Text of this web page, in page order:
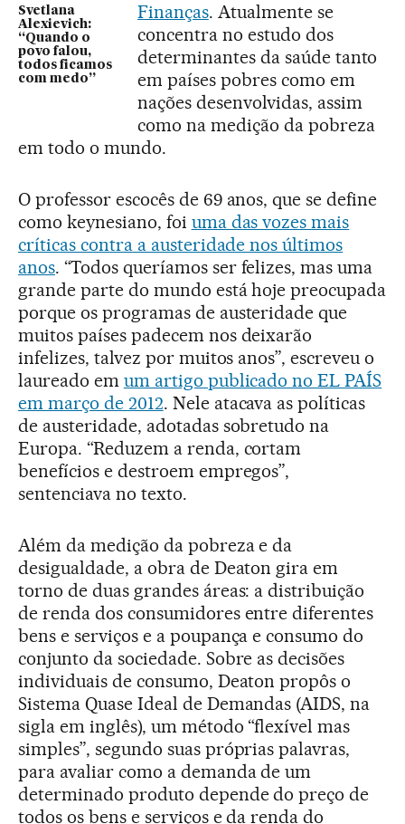
Svetlana
Alexievich:
“Quando o
povo falou,
todos ficamos
com medo”
Finanças. Atualmente se
concentra no estudo dos
determinantes da saúde tanto
em países pobres como em
nações desenvolvidas, assim
como na medição da pobreza
em todo o mundo.
O professor escocês de 69 anos, que se define
como keynesiano, foi uma das vozes mais
críticas contra a austeridade nos últimos
anos. “Todos queríamos ser felizes, mas uma
grande parte do mundo está hoje preocupada
porque os programas de austeridade que
muitos países padecem nos deixarão
infelizes, talvez por muitos anos”, escreveu o
laureado em um artigo publicado no EL PAÍS
em março de 2012. Nele atacava as políticas
de austeridade, adotadas sobretudo na
Europa. “Reduzem a renda, cortam
benefícios e destroem empregos”,
sentenciava no texto.
Além da medição da pobreza e da
desigualdade, a obra de Deaton gira em
torno de duas grandes áreas: a distribuição
de renda dos consumidores entre diferentes
bens e serviços e a poupança e consumo do
conjunto da sociedade. Sobre as decisões
individuais de consumo, Deaton propôs o
Sistema Quase Ideal de Demandas (AIDS, na
sigla em inglês), um método “flexível mas
simples”, segundo suas próprias palavras,
para avaliar como a demanda de um
determinado produto depende do preço de
todos os bens e serviços e da renda do